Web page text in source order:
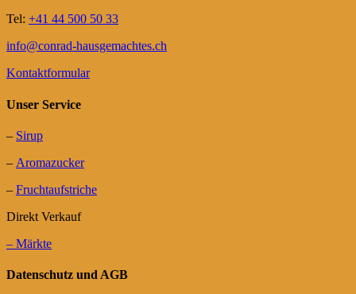
Tel: +41 44 500 50 33
info@conrad-hausgemachtes.ch
Kontaktformular
Unser Service
– Sirup
– Aromazucker
– Fruchtaufstriche
Direkt Verkauf
– Märkte
Datenschutz und AGB